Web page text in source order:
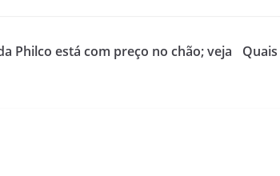
Philco está com preço no chão; veja